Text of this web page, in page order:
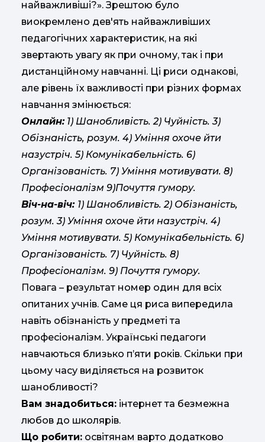
найважливіші?». Зрештою було
виокремлено дев'ять найважливіших
педагогічних характеристик, на які
звертають увагу як при очному, так і при
дистанційному навчанні. Ці риси однакові,
але рівень їх важливості при різних формах
навчання змінюється:
Онлайн:1) Шанобливість. 2) Чуйність. 3)
Обізнаність, розум. 4) Уміння охоче йти
назустріч. 5) Комунікабельність. 6)
Організованість. 7) Уміння мотивувати. 8)
Професіоналізм 9)Почуття гумору.
Віч-на-віч: 1) Шанобливість. 2) Обізнаність,
розум. 3) Уміння охоче йти назустріч. 4)
Уміння мотивувати. 5) Комунікабельність. 6)
Організованість. 7) Чуйність. 8)
Професіоналізм. 9) Почуття гумору.
Повага – результат номер один для всіх
опитаних учнів. Саме ця риса випередила
навіть обізнаність у предметі та
професіоналізм. Українські педагоги
навчаються близько п’яти років. Скільки при
цьому часу виділяється на розвиток
шанобливості?
Вам знадобиться: інтернет та безмежна
любов до школярів.
Що робити: освітянам варто додатково